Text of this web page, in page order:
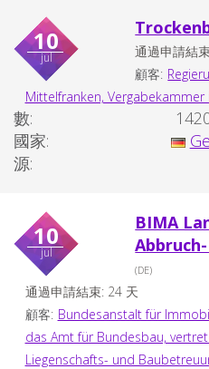
10
jul
通過申請結
顧客:
Mittelfranken,
數:
國家:
源:
10
jul
BIMA
(DE)
通過申請結束: 24 天
顧客: Bundesanstalt für
das Amt für Bundesbau,
Liegenschafts- und